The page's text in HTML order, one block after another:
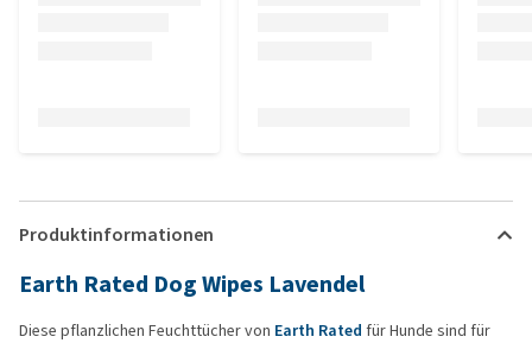
Produktinformationen
Earth Rated Dog Wipes Lavendel
Diese pflanzlichen Feuchttücher von Earth Rated für Hunde sind für